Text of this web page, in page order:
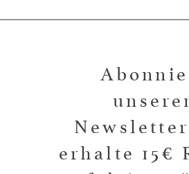
erhalte 15€